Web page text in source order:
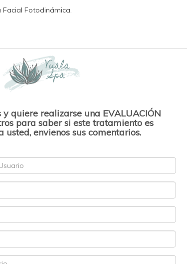
Fotodinámica.
y quiere realizarse una EVALUACIÓN
para saber si este tratamiento es
usted, envienos sus comentarios.